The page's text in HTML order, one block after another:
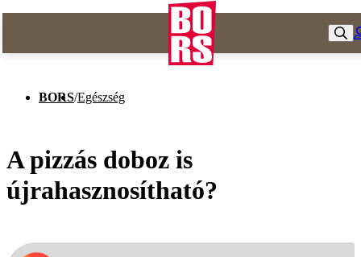
BORS/Egészség
A pizzás doboz is
újrahasznosítható?